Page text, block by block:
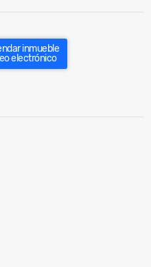
inmueble
electrónico